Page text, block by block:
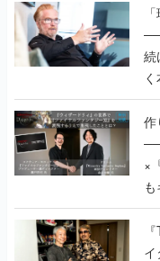
続
作
×
で
く